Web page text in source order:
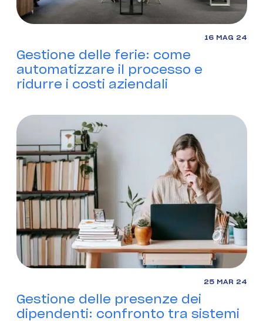
16 MAG 24
Gestione delle ferie: come
automatizzare il processo e
ridurre i costi aziendali
25 MAR 24
Gestione delle presenze dei
dipendenti: confronto tra sistemi